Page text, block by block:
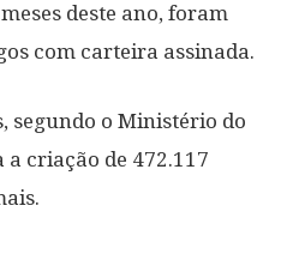
deste ano, foram
com carteira assinada.
segundo o Ministério do
criação de 472.117